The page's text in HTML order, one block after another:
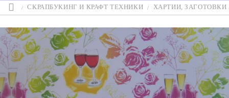
СКРАПБУКИНГ И КРАФТ ТЕХНИКИ ХАРТИИ,